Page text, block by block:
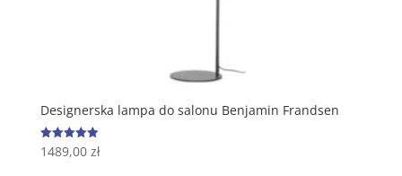
Designerska lampa do salonu Benjamin Frandsen
Oceniono
5.00
1489,00 zł